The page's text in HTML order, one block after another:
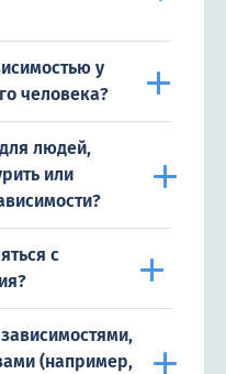
у
человека?
людей,
или
с
(например,